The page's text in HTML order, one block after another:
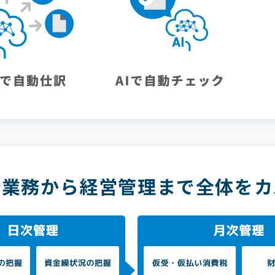
務から経営管理まで全体を